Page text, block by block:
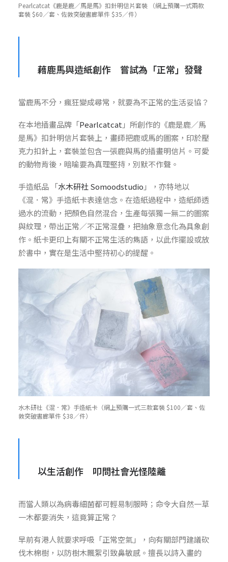
Pearlcatcat《鹿是鹿／馬是馬》扣針明信片套裝 （網上預購一式兩款
套裝 $60／套、佐敦突破書廊單件 $35／件）
藉鹿馬與造紙創作 嘗試為「正常」發聲
當鹿馬不分，瘋狂變成尋常，就要為不正常的生活妥協？
在本地插畫品牌「Pearlcatcat 」所創作的《鹿是鹿／馬
是馬》扣針明信片套裝上，畫師把鹿或馬的圖案，印於壓
克力扣針上，套裝並包含一張鹿與馬的插畫明信片。可愛
的動物背後，暗喻要為真理堅持，別默不作聲。
手造紙品 「水木研社 Somoodstudio 」，亦特地以
《混．常》手造紙卡表達信念。在造紙過程中，造紙師透
過水的流動，把顏色自然混合，生產每張獨一無二的圖案
與紋理，帶出正常／不正常混疊，把抽象意念化為具象創
作。紙卡更印上有關不正常生活的雋語，以此作擺設或放
於書中，實在是生活中堅持初心的提醒。
水木研社《混．常》手造紙卡（網上預購一式三款套裝 $100／套、佐
敦突破書廊單件 $38／件）
以生活創作 叩問社會光怪陸離
而當人類以為病毒細菌都可輕易制服時；命令大自然一草
一木都要消失，這竟算正常？
早前有港人就要求呼吸「正常空氣」，向有關部門建議砍
伐木棉樹，以防樹木飄絮引致鼻敏感。擅長以詩入畫的